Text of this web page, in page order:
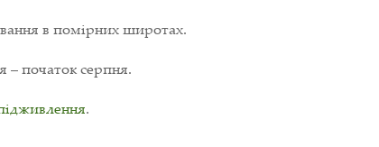
в помірних широтах.
–початок серпня.
.